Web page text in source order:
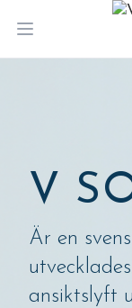
Open main menu
V
Är en
ansiktslyft